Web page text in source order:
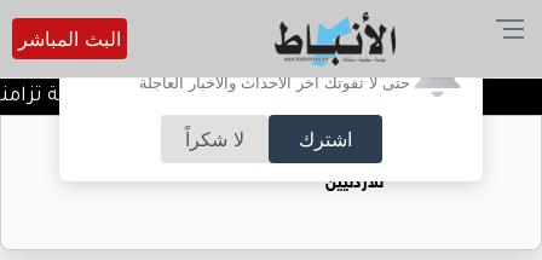
أترغب في تفعيل الإشعارات؟
حتى لا تفوتك آخر الأحداث والأخبار العاجلة
اشترك لا شكراً
البث المباشر
خطة أمنية ومرورية شاملة تزامنا
حقل الريشة حين يتحول الغاز إلى فرص عمل
للأردنيين